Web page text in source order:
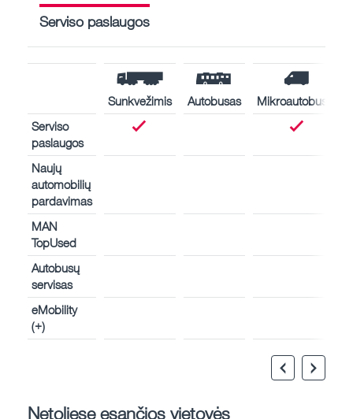
Serviso paslaugos
Sunkvežimis Autobusas
Mikroautobusas
Serviso
paslaugos
Naujų
automobilių
pardavimas
MAN
TopUsed
Autobusų
servisas
eMobility
(+)
Netoliese esančios vietovės